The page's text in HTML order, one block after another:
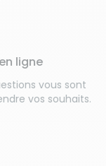
vous sont
vos souhaits.
ligne